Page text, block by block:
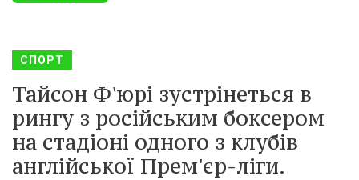
СПОРТ
Тайсон Ф'юрі зустрінеться в
рингу з російським боксером
на стадіоні одного з клубів
англійської Прем'єр-ліги.